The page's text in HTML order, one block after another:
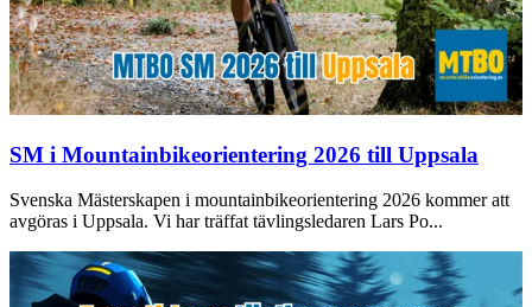
SM i Mountainbikeorientering 2026 till Uppsala
Svenska Mästerskapen i mountainbikeorientering 2026 kommer att
avgöras i Uppsala. Vi har träffat tävlingsledaren Lars Po...